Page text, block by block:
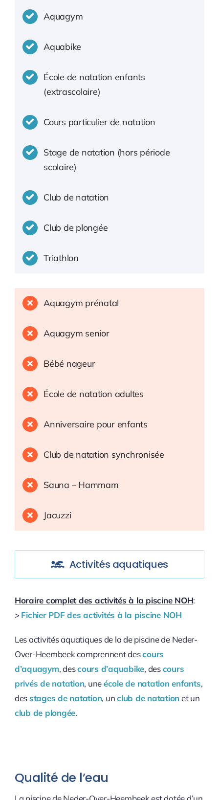
Aquagym
Aquabike
École de natation enfants
(extrascolaire)
Cours particulier de natation
Stage de natation (hors période
scolaire)
Club de natation
Club de plongée
Triathlon
Aquagym prénatal
Aquagym senior
Bébé nageur
École de natation adultes
Anniversaire pour enfants
Club de natation synchronisée
Sauna – Hammam
Jacuzzi
Activités aquatiques
Horaire complet des activités à la piscine NOH:
>Fichier PDF des activités à la piscine NOH
Les activités aquatiques de la de piscine de Neder-
Over-Heembeek comprennent descours
d’aquagym, descours d’aquabike, descours
privés de natation, uneécole de natation enfants,
des stages de natation, unclub de natationet un
club de plongée.
Qualité de l’eau